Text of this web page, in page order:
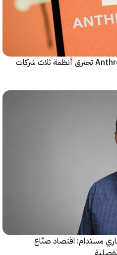
نماذج Claude AI من شركة Anthropic تخترق أنظمة ثلاث شركات
اقتصاد صنّاع